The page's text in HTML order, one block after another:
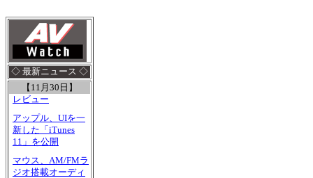
◇ 最新ニュース ◇
【11月30日】
レビュー
アップル、UIを一
新した「iTunes
11」を公開
マウス、AM/FMラ
ジオ搭載オーディ